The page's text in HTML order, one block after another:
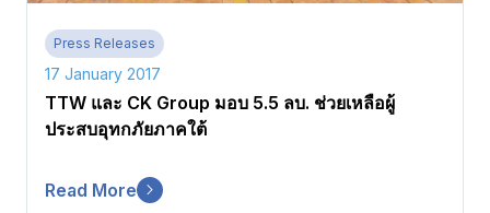
Press Releases
17 January 2017
TTW และ CK Group มอบ 5.5 ลบ. ช่วยเหลือผู้
ประสบอุทกภัยภาคใต้
Read More